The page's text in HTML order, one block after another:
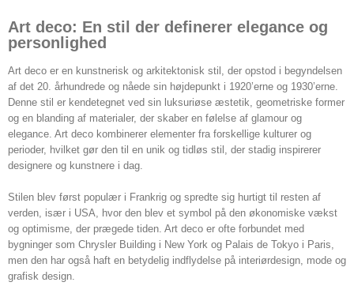
Art deco: En stil der definerer elegance og
personlighed
Art deco er en kunstnerisk og arkitektonisk stil, der opstod i begyndelsen
af det 20. århundrede og nåede sin højdepunkt i 1920’erne og 1930’erne.
Denne stil er kendetegnet ved sin luksuriøse æstetik, geometriske former
og en blanding af materialer, der skaber en følelse af glamour og
elegance. Art deco kombinerer elementer fra forskellige kulturer og
perioder, hvilket gør den til en unik og tidløs stil, der stadig inspirerer
designere og kunstnere i dag.
Stilen blev først populær i Frankrig og spredte sig hurtigt til resten af
verden, især i USA, hvor den blev et symbol på den økonomiske vækst
og optimisme, der prægede tiden. Art deco er ofte forbundet med
bygninger som Chrysler Building i New York og Palais de Tokyo i Paris,
men den har også haft en betydelig indflydelse på interiørdesign, mode og
grafisk design.